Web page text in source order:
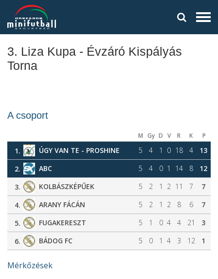
3. Liza Kupa - Évzáró Kispályás
Torna
A csoport
M Gy D V R K P
1. ÚGY VAN TE - PROSHINE 5 4 1 0 18 4
13
2.
ABC 5 4 0 1 14 8
12
3.
KOLBÁSZKÉPŰEK 5 2 1 2 11 7
7
4.
ARANY FÁCÁN 5 2 1 2 8 6
7
5.
FUGAKERESZT 5 1 0 4 4 21
3
6.
BÁDOG FC 5 0 1 4 3 12 1
Mérkőzések